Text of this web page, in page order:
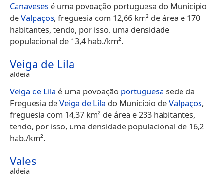
Canaveses é uma povoação portuguesa do Município
deValpaços, freguesia com 12,66 km² de área e 170
habitantes, tendo, por isso, uma densidade
populacional de 13,4 hab./km².
Veiga de Lila
aldeia
Veiga de Lila é uma povoação portuguesa sede da
Freguesia deVeiga de Lila do Município deValpaços,
freguesia com 14,37 km² de área e 233 habitantes,
tendo, por isso, uma densidade populacional de 16,2
hab./km².
Vales
aldeia